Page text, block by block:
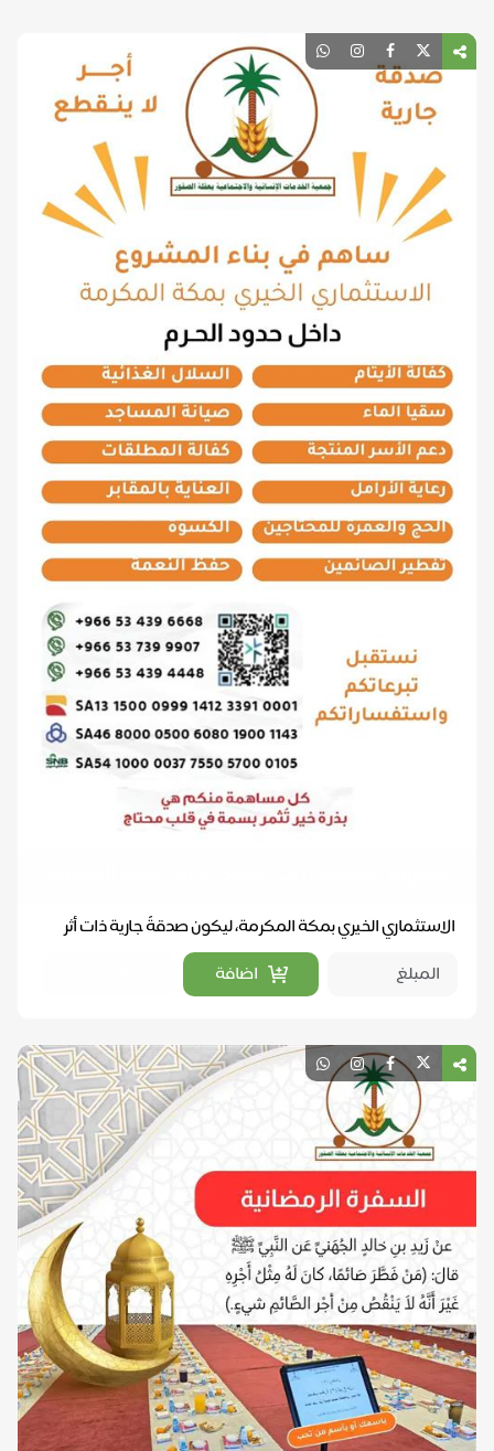
الاستثماري الخيري بمكة المكرمة، ليكون صدقةً جارية ذات أثر
مستمر يعود ريعه على برامج الجمعية المتعددة...
اضافة